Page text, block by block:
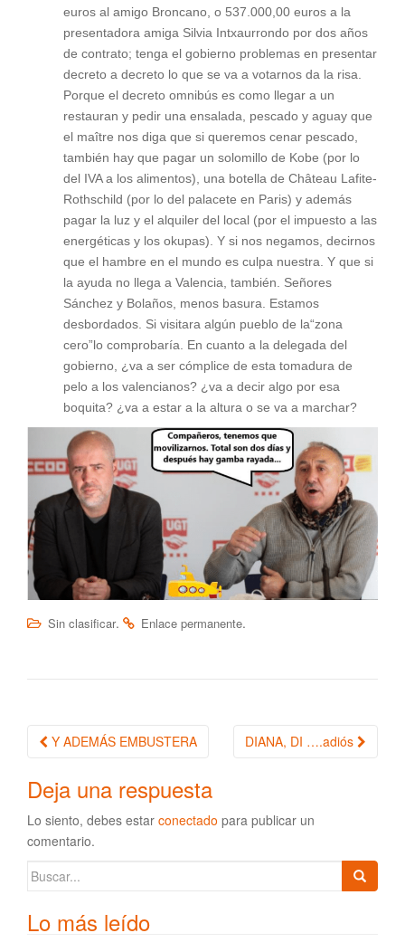
euros al amigo Broncano, o 537.000,00 euros a la
presentadora amiga Silvia Intxaurrondo por dos años
de contrato; tenga el gobierno problemas en presentar
decreto a decreto lo que se va a votarnos da la risa.
Porque el decreto omnibús es como llegar a un
restauran y pedir una ensalada, pescado y aguay que
el maître nos diga que si queremos cenar pescado,
también hay que pagar un solomillo de Kobe (por lo
del IVA a los alimentos), una botella de Château Lafite-
Rothschild (por lo del palacete en Paris) y además
pagar la luz y el alquiler del local (por el impuesto a las
energéticas y los okupas). Y si nos negamos, decirnos
que el hambre en el mundo es culpa nuestra. Y que si
la ayuda no llega a Valencia, también. Señores
Sánchez y Bolaños, menos basura. Estamos
desbordados. Si visitara algún pueblo de la“zona
cero”lo comprobaría. En cuanto a la delegada del
gobierno, ¿va a ser cómplice de esta tomadura de
pelo a los valencianos? ¿va a decir algo por esa
boquita? ¿va a estar a la altura o se va a marchar?
Sin clasificar. Enlace permanente.
Navegación de la entrada
Y ADEMÁS EMBUSTERA DIANA, DI ….adiós
Deja una respuesta
Lo siento, debes estar conectado para publicar un
comentario.
Buscar:
Lo más leído